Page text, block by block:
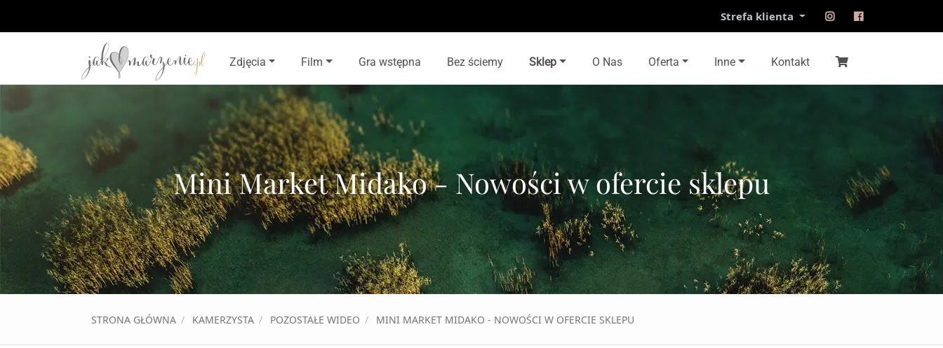
Strefa klienta
Zdjęcia Film Gra wstępna Bez ściemy Sklep O Nas Oferta Inne Kontakt
Mini Market Midako - Nowości w ofercie sklepu
STRONA GŁÓWNA KAMERZYSTA POZOSTAŁE WIDEO MINI MARKET MIDAKO - NOWOŚCI W OFERCIE SKLEPU